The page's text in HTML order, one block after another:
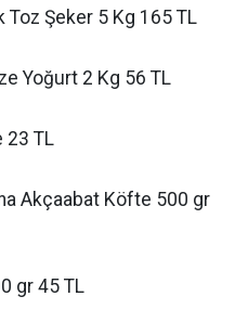
Şeker 5 Kg 165 TL
Yoğurt 2 Kg 56 TL
23 TL
Akçaabat Köfte 500 gr
gr 45 TL